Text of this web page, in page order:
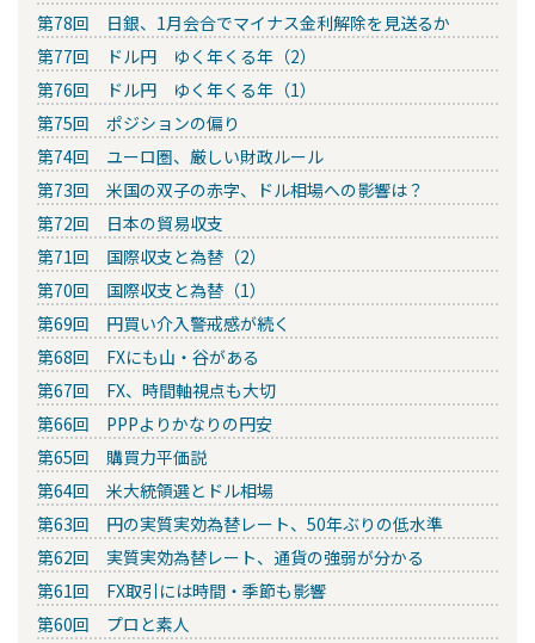
第78回 日銀、1月会合でマイナス金利解除を見送るか
第77回 ドル円 ゆく年くる年（2）
第76回 ドル円 ゆく年くる年（1）
第75回 ポジションの偏り
第74回 ユーロ圏、厳しい財政ルール
第73回 米国の双子の赤字、ドル相場への影響は？
第72回 日本の貿易収支
第71回 国際収支と為替（2）
第70回 国際収支と為替（1）
第69回 円買い介入警戒感が続く
第68回 FXにも山・谷がある
第67回 FX、時間軸視点も大切
第66回 PPPよりかなりの円安
第65回 購買力平価説
第64回 米大統領選とドル相場
第63回 円の実質実効為替レート、50年ぶりの低水準
第62回 実質実効為替レート、通貨の強弱が分かる
第61回 FX取引には時間・季節も影響
第60回 プロと素人